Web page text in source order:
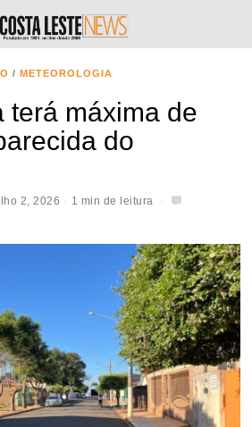
/ METEOROLOGIA
terá máxima de
do
2, 2026 1 min de leitura